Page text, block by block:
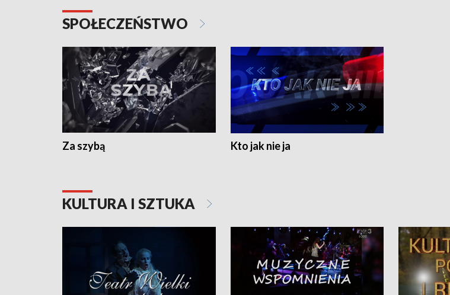
SPOŁECZEŃSTWO
Za szybą Kto jak nie ja
KULTURA I SZTUKA